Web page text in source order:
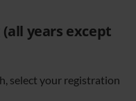
years except
select your registration